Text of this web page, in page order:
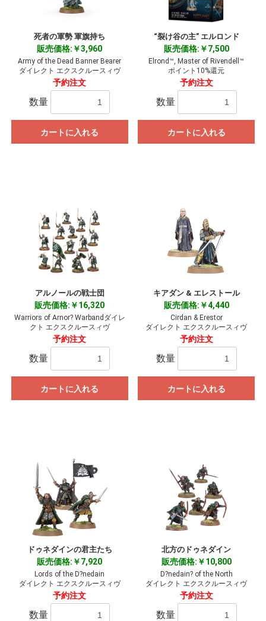
死者の軍勢 軍旗持ち
販売価格:￥3,960
Army of the Dead Banner Bearer
ダイレクト エクスクルースィヴ
予約注文
数量
カートに入れる
“裂け谷の主” エルロンド
販売価格:￥7,500
Elrond™, Master of Rivendell™
ポイント10%還元
予約注文
数量
カートに入れる
アルノールの戦士団
販売価格:￥16,320
Warriors of Arnor? Warbandダイレ
クト エクスクルースィヴ
予約注文
数量
カートに入れる
キアダン & エレストール
販売価格:￥4,440
Cirdan & Erestor
ダイレクト エクスクルースィヴ
予約注文
数量
カートに入れる
ドゥネダインの君主たち
販売価格:￥7,920
Lords of the D?nedain
ダイレクト エクスクルースィヴ
予約注文
数量
北方のドゥネダイン
販売価格:￥10,800
D?nedain? of the North
ダイレクト エクスクルースィヴ
予約注文
数量